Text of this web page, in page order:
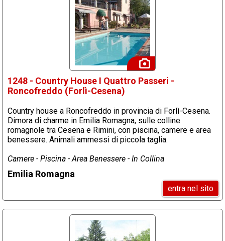
1248 - Country House I Quattro Passeri -
Roncofreddo (Forlì-Cesena)
Country house a Roncofreddo in provincia di Forlì-Cesena.
Dimora di charme in Emilia Romagna, sulle colline
romagnole tra Cesena e Rimini, con piscina, camere e area
benessere. Animali ammessi di piccola taglia.
Camere - Piscina - Area Benessere - In Collina
Emilia Romagna
entra nel sito